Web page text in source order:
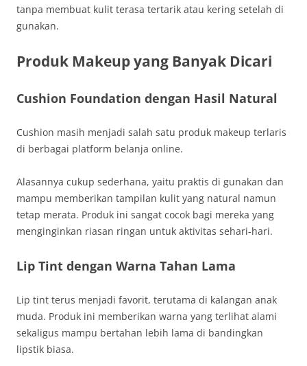
tanpa membuat kulit terasa tertarik atau kering setelah di
gunakan.
Produk Makeup yang Banyak Dicari
Cushion Foundation dengan Hasil Natural
Cushion masih menjadi salah satu produk makeup terlaris
di berbagai platform belanja online.
Alasannya cukup sederhana, yaitu praktis di gunakan dan
mampu memberikan tampilan kulit yang natural namun
tetap merata. Produk ini sangat cocok bagi mereka yang
menginginkan riasan ringan untuk aktivitas sehari-hari.
Lip Tint dengan Warna Tahan Lama
Lip tint terus menjadi favorit, terutama di kalangan anak
muda. Produk ini memberikan warna yang terlihat alami
sekaligus mampu bertahan lebih lama di bandingkan
lipstik biasa.